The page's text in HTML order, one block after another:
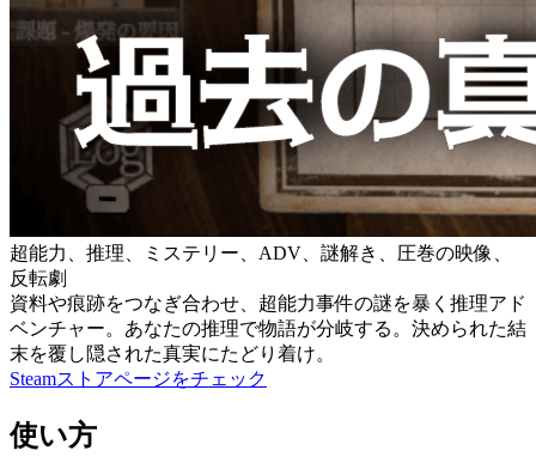
超能力、推理、ミステリー、ADV、謎解き、圧巻の映像、
反転劇
資料や痕跡をつなぎ合わせ、超能力事件の謎を暴く推理アド
ベンチャー。あなたの推理で物語が分岐する。決められた結
末を覆し隠された真実にたどり着け。
Steamストアページをチェック
使い方